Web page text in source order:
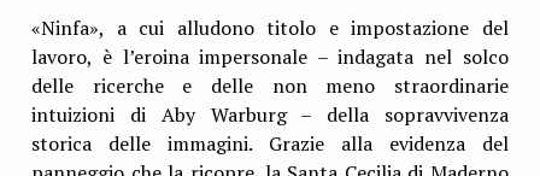
«Ninfa», a cui alludono titolo e impostazione del
lavoro, è l’eroina impersonale – indagata nel solco
delle ricerche e delle non meno straordinarie
intuizioni di Aby Warburg – della sopravvivenza
storica delle immagini. Grazie alla evidenza del